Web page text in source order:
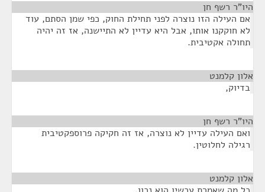
היו"ר רשף חן
אם העילה הזו נוצרה לפני תחילת החוק, כפי שמן הסתם, עוד
לא חוקקנו אותו, אבל היא עדיין לא התיישנה, אז זה יהיה
תחולה אקטיבית.
אלון קלמנט
בדיוק,
היו"ר רשף חן
ואם העילה עדיין לא נוצרה, אז זה חקיקה פרוספקטיבית
רגילה לחלוטין.
אלון קלמנט